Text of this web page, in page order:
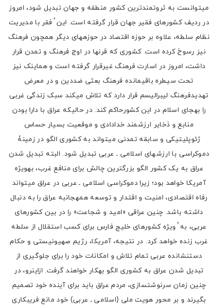
میتوانست به ثروتمندترین کشور منطقه و جهان تبدیل شود، امروز
در ردیف کشورهای فقیر جهان قرار گرفته است. این ُ فقر با مدیریت
نظام سلطه، علاوه بر حوزه اقتصاد در حوزههای دیگر همچون فرهنگ
نیز رسوخ کرده است. کشوری که قرنها در اوج فرهنگ و تمدن قرار
داشت، امروز در اسارت فرهنگ غیرقرار گرفته است و هماینک نیز
تحت سیطره باقیمانده فرهنگ بعثی ضددین و در معرض
تهدیدفرهنگ لیبرالیسم قرار دارد که تلاش میکند سبک زندگی غربی
را بهجای اسلام در این کشورحاکم کند. در حالیکه عراق با دارا بودن
منابع و ذخایر ارزشمند خدادادی و موقعیت بسیار حساس
ژئوپلیتیکی و سابقه تمدنی میتواند به کشوری الگو در زمینۀ
دموکراسی با ارزشهای اسلامی ـ عربی تبدیل شود. البته تبدیل شدن
عراق به یک کشور الگو بزرگترین چالش برای منافع غرب، بهویژه
آمریکا خواهد بود؛ زیرا دموکراسی اسلامی ـ عربی در عراق میتواند
رفاه اقتصادی، امنیت و اقتدار و توسعه همهجانبه عراق را به دنبال
داشته باشد. چنین عراقی «امید و شجاعت» را در بین کشورهای
عربی، به ُ ویژه کشورهای خلیج فارس برای کسب استقلال از سلطه
غرب زنده خواهد کرد. در نتیجه، آمریکا، رژیم صهیونیستی و حکام
دستنشانده عربی تمام تلاش و امکانات خود را برای جلوگیری از
تبدیل شدن عراق به کشوری الگو بهکار خواهند گرفت. ازاینرو، در
چنین زمان سرنوشتسازی، مردم عراق باید برای آینده خود تصمیم
بگیرند و بر محور هویت ملی (اسلامی ـ عربی) خود مانع فریبکاری